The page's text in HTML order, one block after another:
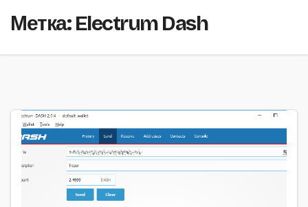
Метка:Electrum Dash